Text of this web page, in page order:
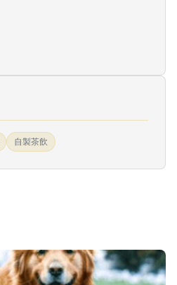
自製茶飲